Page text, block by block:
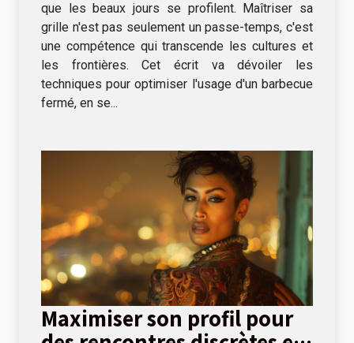
que les beaux jours se profilent. Maîtriser sa
grille n'est pas seulement un passe-temps, c'est
une compétence qui transcende les cultures et
les frontières. Cet écrit va dévoiler les
techniques pour optimiser l'usage d'un barbecue
fermé, en se...
Maximiser son profil pour